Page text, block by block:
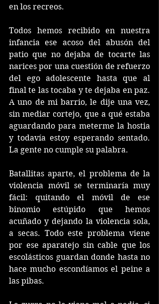
en los recreos.
Todos hemos recibido en nuestra
infancia ese acoso del abusón del
patio que no dejaba de tocarte las
narices por una cuestión de refuerzo
del ego adolescente hasta que al
final te las tocaba y te dejaba en paz.
A uno de mi barrio, le dije una vez,
sin mediar cortejo, que a qué estaba
aguardando para meterme la hostia
y todavía estoy esperando sentado.
La gente no cumple su palabra.
Batallitas aparte, el problema de la
violencia móvil se terminaría muy
fácil: quitando el móvil de ese
binomio estúpido que hemos
acuñado y dejando la violencia sola,
a secas. Todo este problema viene
por ese aparatejo sin cable que los
escolásticos guardan donde hasta no
hace mucho escondíamos el peine a
las pibas.